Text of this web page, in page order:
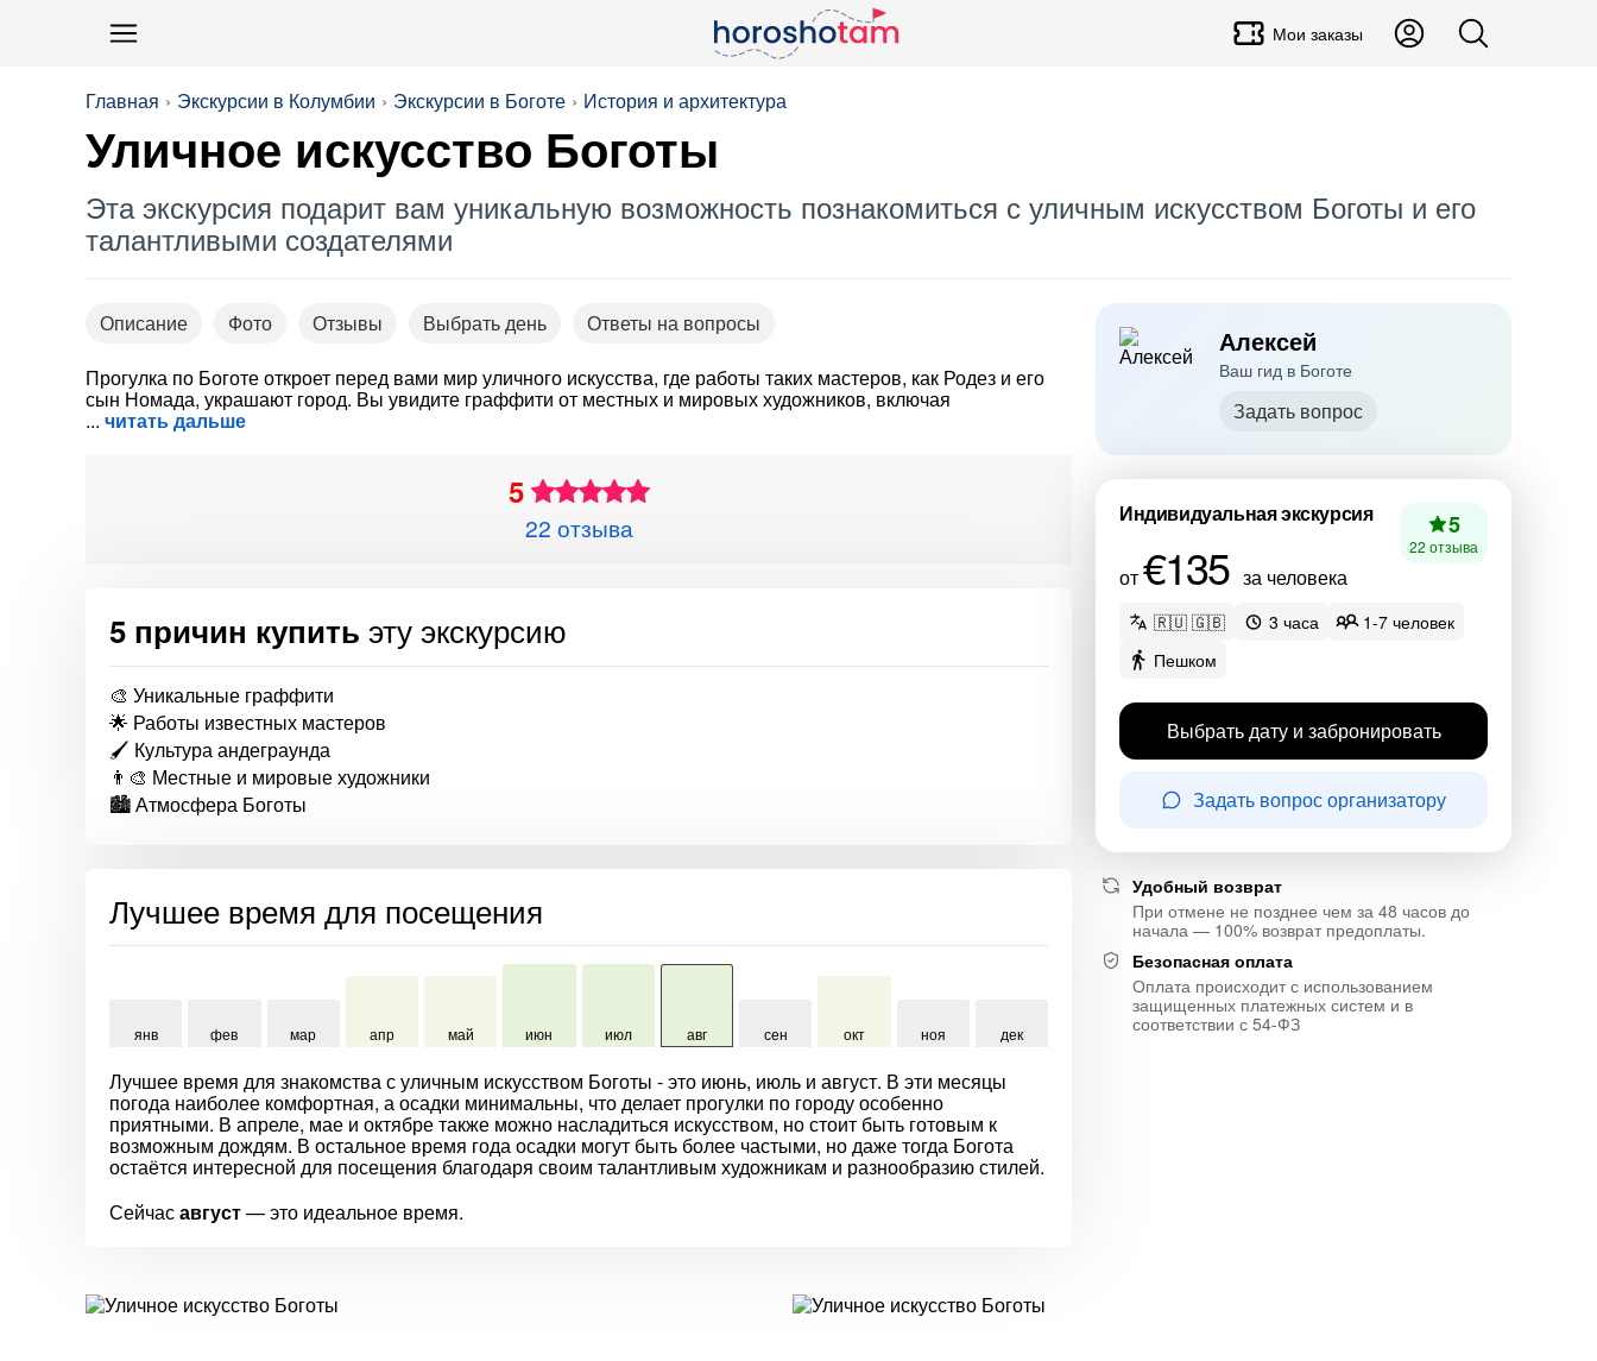
Мои заказы
Главная Экскурсии в Колумбии Экскурсии в Боготе История и архитектура
Уличное искусство Боготы
Эта экскурсия подарит вам уникальную возможность познакомиться с уличным искусством Боготы и его
талантливыми создателями
Описание Фото Отзывы Выбрать день
Ответы на вопросы
Прогулка по Боготе откроет перед вами мир уличного искусства, где работы таких мастеров, как Родез и его
сын Номада, украшают город. Вы увидите граффити от местных и мировых художников, включая
читать дальше
5
22 отзыва
5 причин купить эту экскурсию
🎨 Уникальные граффити
🌟 Работы известных мастеров
🖌️ Культура андеграунда
👨‍🎨 Местные и мировые художники
🏙️ Атмосфера Боготы
Лучшее время для посещения
янв фев мар апр май июн июл авг сен окт ноя дек
Лучшее время для знакомства с уличным искусством Боготы - это июнь, июль и август. В эти месяцы
погода наиболее комфортная, а осадки минимальны, что делает прогулки по городу особенно
приятными. В апреле, мае и октябре также можно насладиться искусством, но стоит быть готовым к
возможным дождям. В остальное время года осадки могут быть более частыми, но даже тогда Богота
остаётся интересной для посещения благодаря своим талантливым художникам и разнообразию стилей.
Сейчасавгуст— это идеальное время.
Алексей
Ваш гид в Боготе
Задать вопрос
Индивидуальная экскурсия
от€135 за человека
5
22 отзыва
🇷🇺 🇬🇧 3 часа
1-7 человек
Пешком
Выбрать дату и забронировать
Задать вопрос организатору
Удобный возврат
При отмене не позднее чем за 48 часов до
начала — 100% возврат предоплаты.
Безопасная оплата
Оплата происходит с использованием
защищенных платежных систем и в
соответствии с 54-ФЗ